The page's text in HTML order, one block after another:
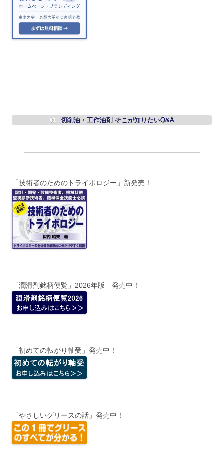
切削油・工作油剤 そこが知りたいQ&A
「技術者のためのトライボロジー」新発売！
「潤滑剤銘柄便覧」2026年版 発売中！
「初めての転がり軸受」発売中！
「やさしいグリースの話」発売中！